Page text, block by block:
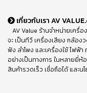
เกี่ยวกับเรา AV
AV Value ร้านจำหน่ายเครื่
จะ เป็นทีวี เครื่องเสียง กล้อ
ฟัง ลำโพง และเครื่องใช้ ไฟฟ้
อย่างเป็นทางการ ในหลายยี่
สินค้ารวดเร็ว เชื่อถือได้ และ